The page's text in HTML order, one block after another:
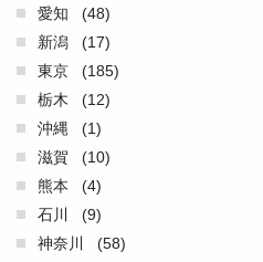
愛知
(48)
新潟
(17)
東京
(185)
栃木
(12)
沖縄
(1)
滋賀
(10)
熊本
(4)
石川
(9)
神奈川
(58)